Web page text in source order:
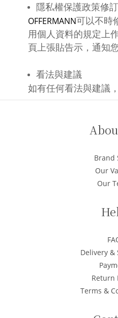
隱私權保護政策修訂
OFFERMANN可以不時
用個人資料的規定上
頁上張貼告示，通知
看法與建議
如有任何看法與建議
Brand
Our
Our
Delivery &
Return
Terms &